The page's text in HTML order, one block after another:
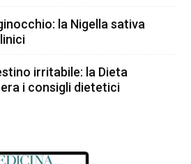
la Nigella sativa
irritabile: la Dieta
i consigli dietetici